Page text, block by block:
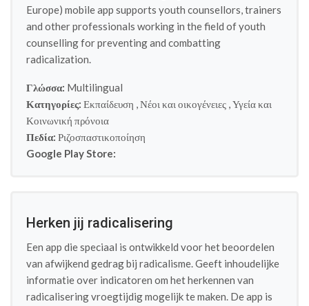
Europe) mobile app supports youth counsellors, trainers
and other professionals working in the field of youth
counselling for preventing and combatting
radicalization.
Γλώσσα: Multilingual
Κατηγορίες: Εκπαίδευση ,Νέοι και οικογένειες ,Υγεία και
Κοινωνική πρόνοια
Πεδία: Ριζοσπαστικοποίηση
Google Play Store:
Herken jij radicalisering
Een app die speciaal is ontwikkeld voor het beoordelen
van afwijkend gedrag bij radicalisme. Geeft inhoudelijke
informatie over indicatoren om het herkennen van
radicalisering vroegtijdig mogelijk te maken. De app is